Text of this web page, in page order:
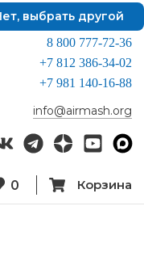
выбрать другой
8 800 777-72-36
+7 812 386-34-02
+7 981 140-16-88
info@airmash.org
0 Корзина